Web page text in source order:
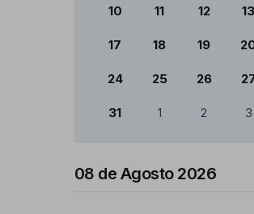
10 11 12 13
17 18 19
24 25 26
31 1 2 3
08 de Agosto 2026